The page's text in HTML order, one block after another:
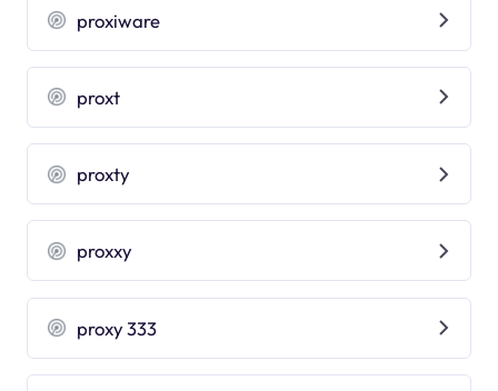
proxiware
proxt
proxty
proxxy
proxy 333